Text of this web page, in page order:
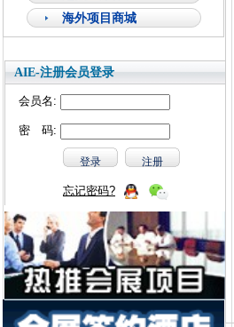
海外项目商城
AIE-注册会员登录
会员名:
密 码:
忘记密码?